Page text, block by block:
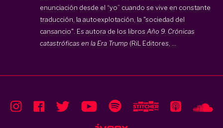
enunciación desde el “yo” cuando se vive en constante
traducción, la autoexplotación, la "sociedad del
cansancio". Es autora de los libros Año 9. Crónicas
catastróficas en la Era Trump (RiL Editores, ...